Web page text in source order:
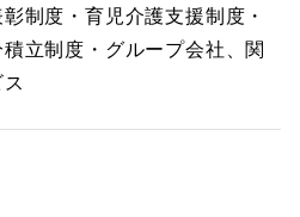
制度・育児介護支援制度・
立制度・グループ会社、関